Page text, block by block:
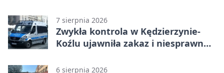
7 sierpnia 2026
Zwykła kontrola w Kędzierzynie-
Koźlu ujawniła zakaz i niesprawne
6 sierpnia 2026